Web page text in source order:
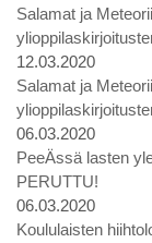
Salamat ja
12.03.2020
Salamat ja
06.03.2020
PeeÄssä lasten
PERUTTU!
06.03.2020
Koululaisten